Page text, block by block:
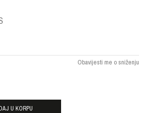
Obavijesti me o sniženju
U KORPU